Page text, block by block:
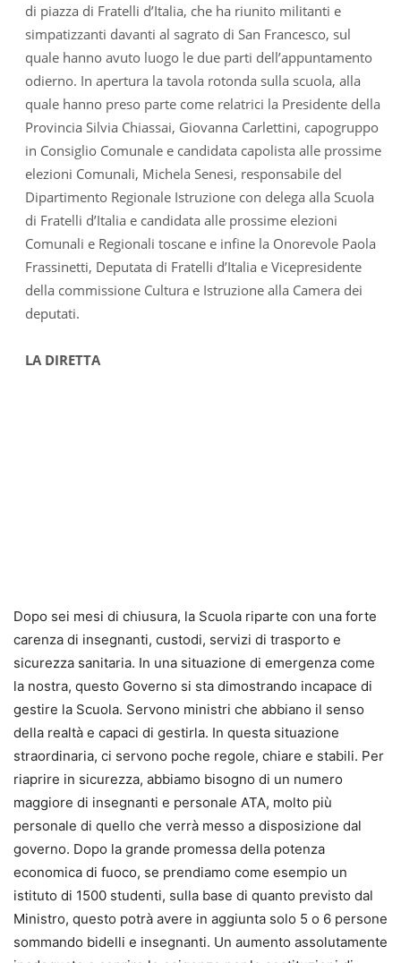
di piazza di Fratelli d’Italia, che ha riunito militanti e
simpatizzanti davanti al sagrato di San Francesco, sul
quale hanno avuto luogo le due parti dell’appuntamento
odierno. In apertura la tavola rotonda sulla scuola, alla
quale hanno preso parte come relatrici la Presidente della
Provincia Silvia Chiassai, Giovanna Carlettini, capogruppo
in Consiglio Comunale e candidata capolista alle prossime
elezioni Comunali, Michela Senesi, responsabile del
Dipartimento Regionale Istruzione con delega alla Scuola
di Fratelli d’Italia e candidata alle prossime elezioni
Comunali e Regionali toscane e infine la Onorevole Paola
Frassinetti, Deputata di Fratelli d’Italia e Vicepresidente
della commissione Cultura e Istruzione alla Camera dei
deputati.
LA DIRETTA
Dopo sei mesi di chiusura, la Scuola riparte con una forte
carenza di insegnanti, custodi, servizi di trasporto e
sicurezza sanitaria. In una situazione di emergenza come
la nostra, questo Governo si sta dimostrando incapace di
gestire la Scuola. Servono ministri che abbiano il senso
della realtà e capaci di gestirla. In questa situazione
straordinaria, ci servono poche regole, chiare e stabili. Per
riaprire in sicurezza, abbiamo bisogno di un numero
maggiore di insegnanti e personale ATA, molto più
personale di quello che verrà messo a disposizione dal
governo. Dopo la grande promessa della potenza
economica di fuoco, se prendiamo come esempio un
istituto di 1500 studenti, sulla base di quanto previsto dal
Ministro, questo potrà avere in aggiunta solo 5 o 6 persone
sommando bidelli e insegnanti. Un aumento assolutamente